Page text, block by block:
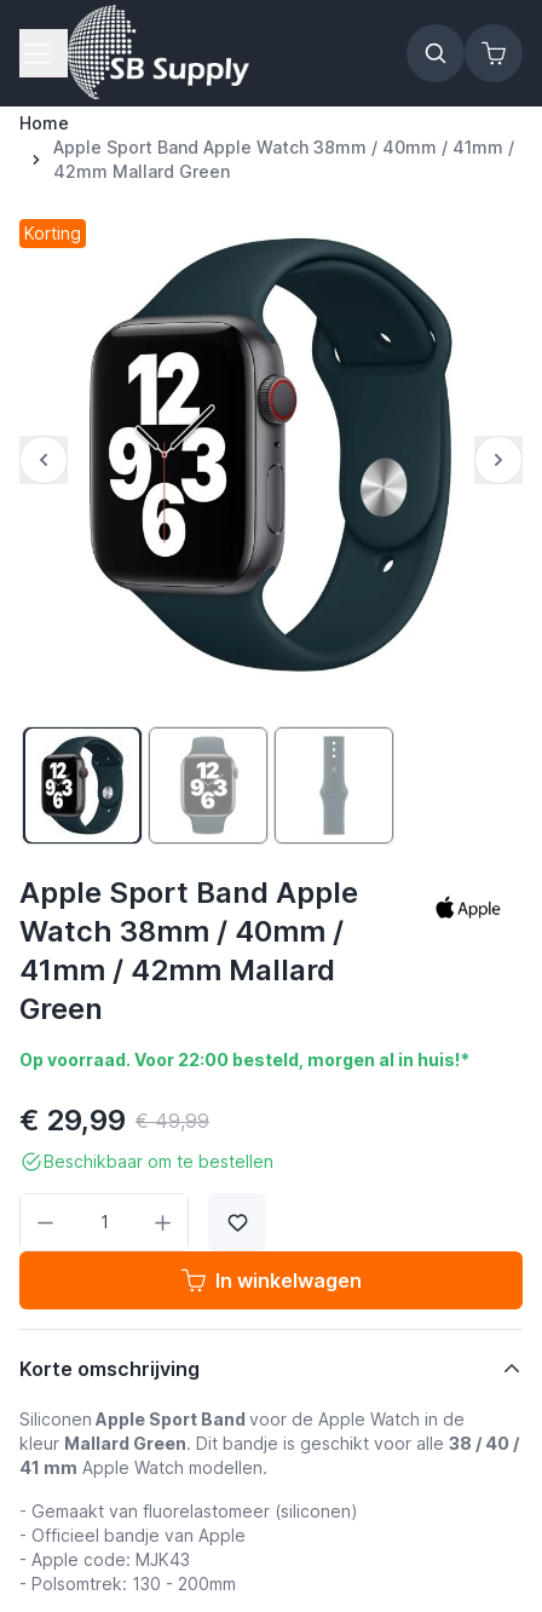
Ga naar de inhoud
Home
Apple Sport Band Apple Watch 38mm / 40mm / 41mm /
42mm Mallard Green
Korting
Apple Sport Band Apple
Watch 38mm / 40mm /
41mm / 42mm Mallard
Green
Op voorraad. Voor 22:00 besteld, morgen al in huis!*
€ 29,99 € 49,99
Beschikbaar om te bestellen
In winkelwagen
Korte omschrijving
Siliconen Apple Sport Band voor de Apple Watch in de
kleur Mallard Green. Dit bandje is geschikt voor alle 38 / 40 /
41 mm Apple Watch modellen.
- Gemaakt van fluorelastomeer (siliconen)
- Officieel bandje van Apple
- Apple code: MJK43
- Polsomtrek: 130 - 200mm